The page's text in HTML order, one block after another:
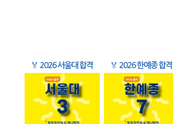
🏅 2026 서울대 합격 🏅 2026 한예종 합격